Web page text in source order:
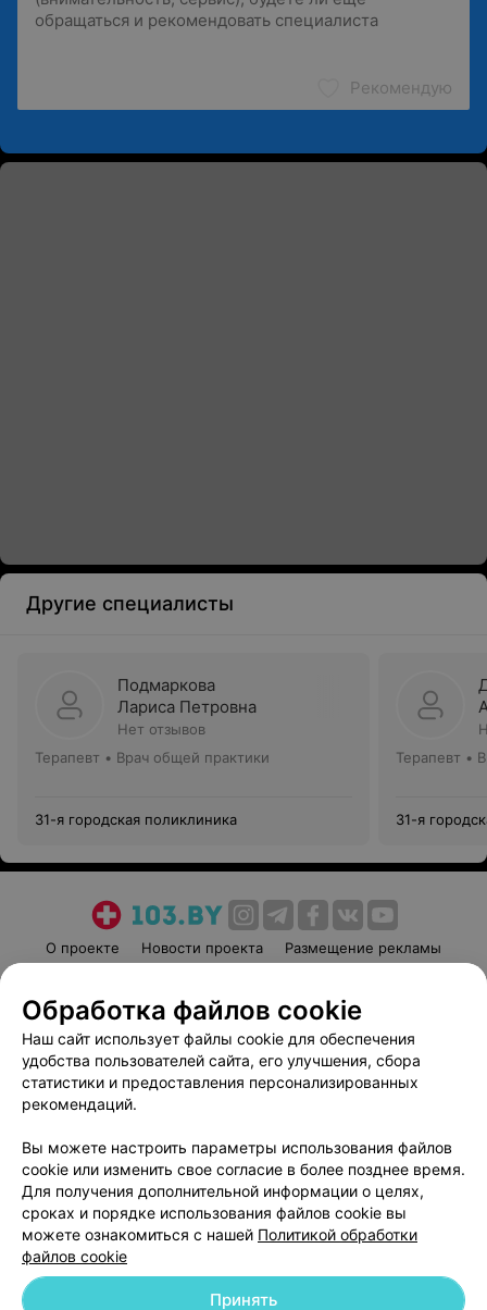
Рекомендую
Другие специалисты
Подмаркова
Лариса Петровна
Нет отзывов
Терапевт • Врач общей практики
31-я городская поликлиника
Терапевт •
31-я
О проекте Новости проекта
Размещение рекламы
Пользовательское соглашение
Способы оплаты
Вакансии
Партнеры
Написать руководителю 103.by
Обработка персональных данных
Обработка файлов cookie
Наш сайт использует файлы cookie для обеспечения
удобства пользователей сайта, его улучшения, сбора
статистики и предоставления персонализированных
рекомендаций.
Вы можете настроить параметры использования файлов
cookie или изменить свое согласие в более позднее время.
Для получения дополнительной информации о целях,
сроках и порядке использования файлов cookie вы
можете ознакомиться с нашей Политикой обработки
файлов cookie
Принять